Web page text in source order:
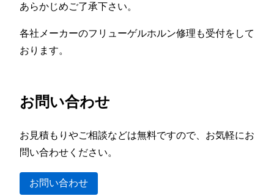
あらかじめご了承下さい。
各社メーカーのフリューゲルホルン修理も受付をして
おります。
お問い合わせ
お見積もりやご相談などは無料ですので、お気軽にお
問い合わせください。
お問い合わせ